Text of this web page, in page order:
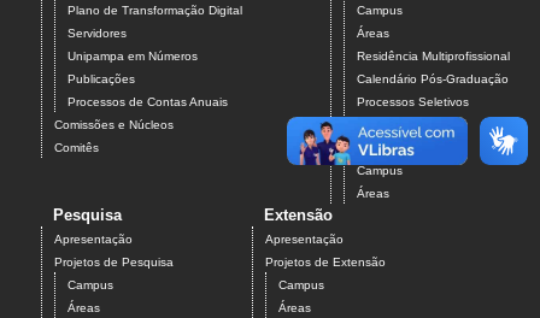
Plano de Transformação Digital
Servidores
Unipampa em Números
Publicações
Processos de Contas Anuais
Comissões e Núcleos
Comitês
Campus
Áreas
Residência Multiprofissional
Calendário Pós-Graduação
Processos Seletivos
Pós-Graduação
Projetos
Campus
Áreas
Pesquisa
Apresentação
Projetos de Pesquisa
Campus
Áreas
Extensão
Apresentação
Projetos de Extensão
Campus
Áreas